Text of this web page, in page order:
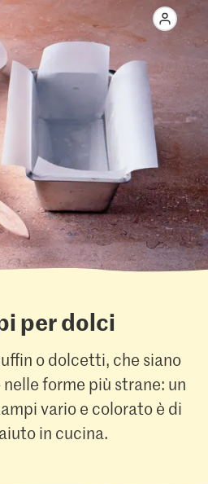
per dolci
o dolcetti, che siano
forme più strane: un
vario e colorato è di
in cucina.